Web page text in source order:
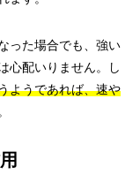
った場合でも、強い
心配いりません。し
ようであれば、速や